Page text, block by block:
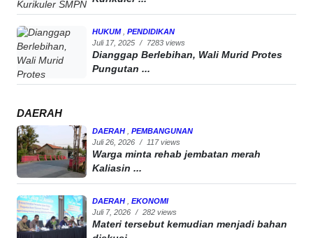
HUKUM
PENDIDIKAN
Juli 17, 2025 / 7283 views
Dianggap Berlebihan, Wali Murid Protes
Pungutan ...
DAERAH
DAERAH
PEMBANGUNAN
Juli 26, 2026 / 117 views
Warga minta rehab jembatan merah
Kaliasin ...
DAERAH
EKONOMI
Juli 7, 2026 / 282 views
Materi tersebut kemudian menjadi bahan